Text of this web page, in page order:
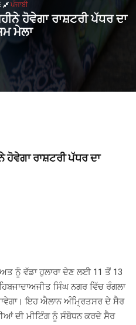
ਪੰਜਾਬੀ
ਹੋਵੇਗਾ ਰਾਸ਼ਟਰੀ ਪੱਧਰ ਦਾ
ਮੇਲਾ
ਹੋਵੇਗਾ ਰਾਸ਼ਟਰੀ ਪੱਧਰ ਦਾ
ਵੱਡਾ ਹੁਲਾਰਾ ਦੇਣ ਲਈ 11 ਤੋਂ 13
ਸਿੰਘ ਨਗਰ ਵਿੱਚ ਰੰਗਲਾ
ਇਹ ਐਲਾਨ ਅੰਮ੍ਰਿਤਸਰ ਦੇ ਸੈਰ
ਦੀ ਮੀਟਿੰਗ ਨੂੰ ਸੰਬੋਧਨ ਕਰਦੇ ਸੈਰ